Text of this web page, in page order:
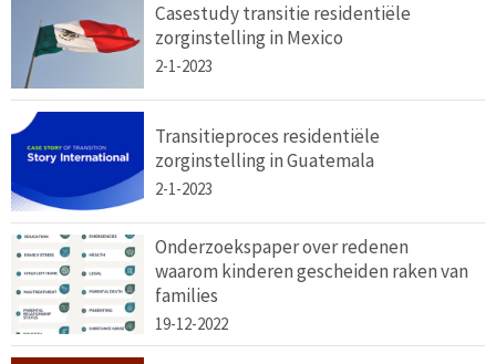
Casestudy transitie residentiële
zorginstelling in Mexico
2-1-2023
Transitieproces residentiële
zorginstelling in Guatemala
2-1-2023
Onderzoekspaper over redenen
waarom kinderen gescheiden raken van
families
19-12-2022